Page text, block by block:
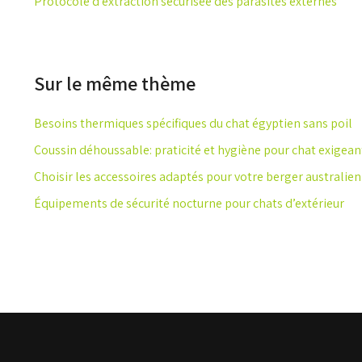
Sur le même thème
Besoins thermiques spécifiques du chat égyptien sans poil
Coussin déhoussable: praticité et hygiène pour chat
Choisir les accessoires adaptés pour votre berger australien
Équipements de sécurité nocturne pour chats d’extérieur